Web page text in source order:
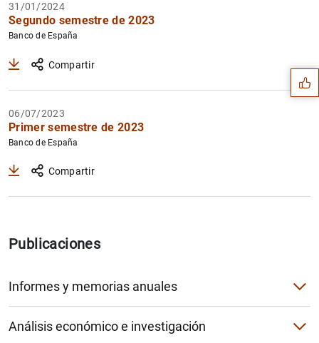
Publicaciones
Informes y memorias anuales
Informe Anual
Análisis económico e investigación
31/01/2024
Segundo semestre de 2023
Banco de España
Compartir
06/07/2023
Primer semestre de 2023
Banco de España
Compartir
Sugerencias